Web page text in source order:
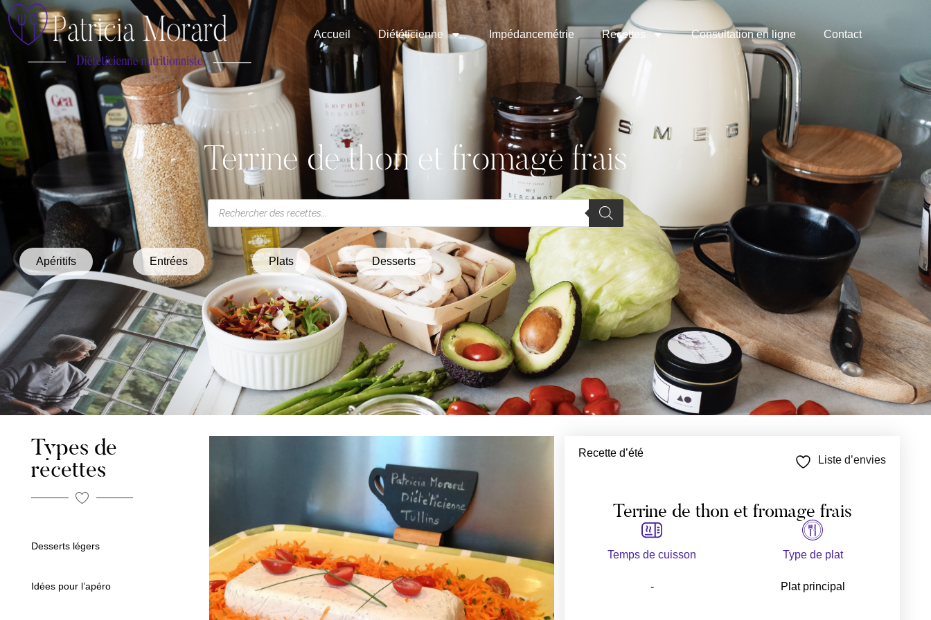
Accueil Diététicienne Impédancemétrie Recettes Consultation en ligne Contact
Terrine de thon et fromage frais
Apéritifs Entrées Plats Desserts
Types de
recettes
Desserts légers
Idées pour l’apéro
Recette d’été
Liste d’envies
Terrine de thon et fromage frais
Temps de cuisson
-
Type de plat
Plat principal